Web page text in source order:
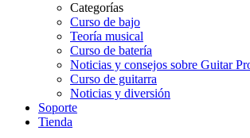
Categorías
Curso de bajo
Teoría musical
Curso de batería
Noticias y consejos sobre Guitar
Curso de guitarra
Noticias y diversión
Soporte
Tienda